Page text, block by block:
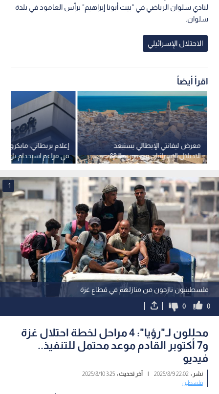
لنادي سلوان الرياضي في "بيت أبونا إبراهيم" برأس العامود في بلدة
سلوان.
الاحتلال الإسرائيلي
اقرأ أيضاً
إعلام بريطاني:
في مزاعم استخدام تل
الشركة لمراقبة
معرض ليفانتي الإيطالي يستبعد
الاحتلال الإسرائيلي من دورته الـ88
فلسطينيون نازحون من منازلهم في قطاع غزة
1
0
0
محللون لـ"رؤيا": 4 مراحل لخطة احتلال غزة
و7 أكتوبر القادم موعد محتمل للتنفيذ..
فيديو
نشر :22:02 2025/8/9
| آخر تحديث :3:25 2025/8/10
فلسطين